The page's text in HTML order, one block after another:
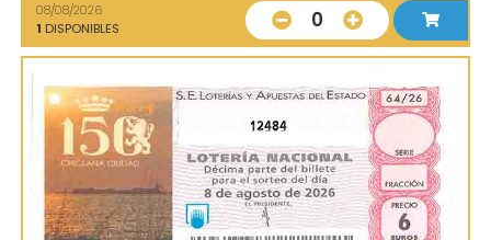
08/08/2026
1 DISPONIBLES 0
12484